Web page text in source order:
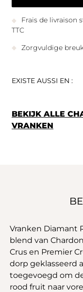
Frais de livraison
TTC
Zorgvuldige
EXISTE AUSSI EN :
BEKIJK ALLE
VRANKEN
Vranken Diamant
blend van
Crus en Premier
dorp geklasseerd
toegevoegd om
rood fruit naar